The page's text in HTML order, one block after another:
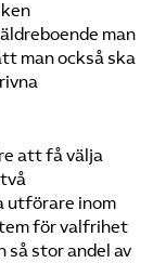
man
man också ska
att få välja
utförare inom
för valfrihet
så stor andel av